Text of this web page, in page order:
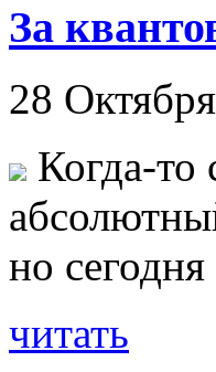
За
28
Когда-то
но
читать